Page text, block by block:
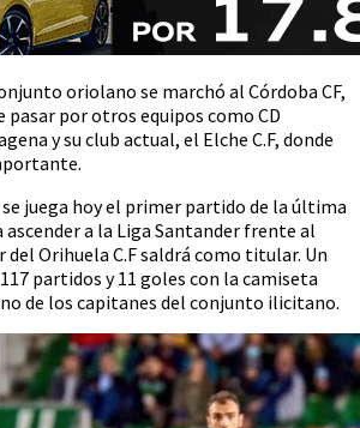
oriolano se marchó al Córdoba CF,
por otros equipos como CD
y su club actual, el Elche C.F, donde
juega hoy el primer partido de la última
ascender a la Liga Santander frente al
del Orihuela C.F saldrá como titular. Un
partidos y 11 goles con la camiseta
de los capitanes del conjunto ilicitano.